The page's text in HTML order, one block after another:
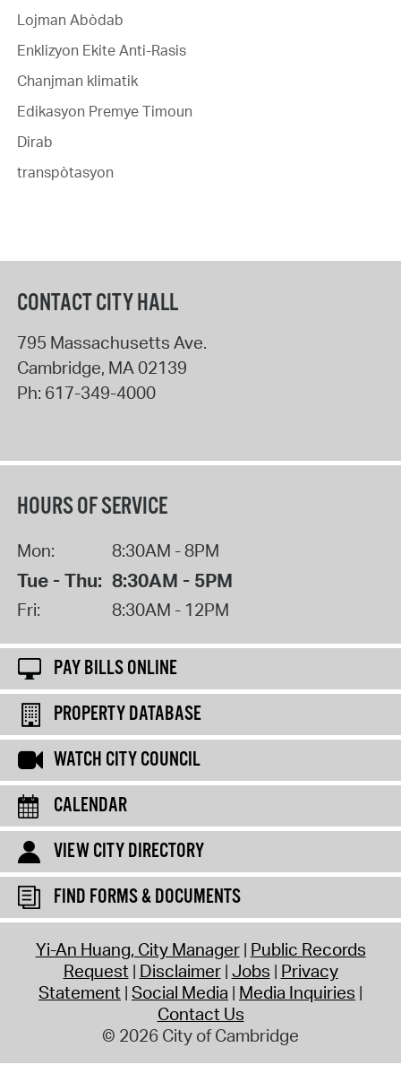
Lojman Abòdab
Enklizyon Ekite Anti-Rasis
Chanjman klimatik
Edikasyon Premye Timoun
Dirab
transpòtasyon
CONTACT CITY HALL
795 Massachusetts Ave.
Cambridge, MA02139
Ph: 617-349-4000
HOURS OF SERVICE
Mon: 8:30AM - 8PM
Tue - Thu: 8:30AM - 5PM
Fri: 8:30AM - 12PM
PAY BILLS ONLINE
PROPERTY DATABASE
WATCH CITY COUNCIL
CALENDAR
VIEW CITY DIRECTORY
FIND FORMS & DOCUMENTS
Yi-An Huang, City Manager Public Records
Request Disclaimer Jobs Privacy
Statement Social Media Media Inquiries
Contact Us
© 2026 City of Cambridge